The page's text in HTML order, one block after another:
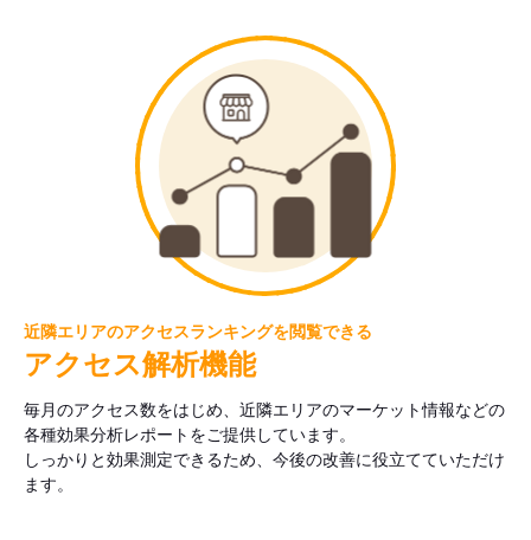
近隣エリアのアクセスランキングを閲覧できる
アクセス解析機能
毎月のアクセス数をはじめ、近隣エリアのマーケット情報などの
各種効果分析レポートをご提供しています。
しっかりと効果測定できるため、今後の改善に役立てていただけ
ます。